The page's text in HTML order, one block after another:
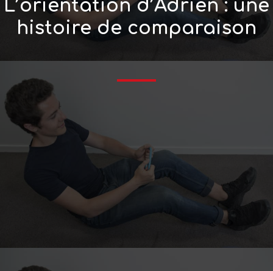
L’orientation d’Adrien : une
histoire de comparaison